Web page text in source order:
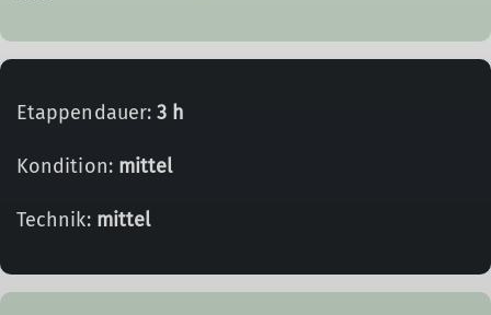
Etappendauer:3 h
Kondition: mittel
Technik: mittel